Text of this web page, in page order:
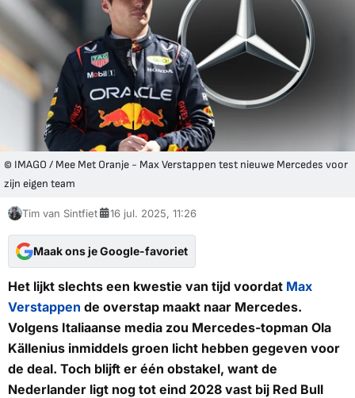
© IMAGO / Mee Met Oranje - Max Verstappen test nieuwe Mercedes voor
zijn eigen team
Tim van Sintfiet 16 jul. 2025, 11:26
Maak ons je Google-favoriet
Het lijkt slechts een kwestie van tijd voordat Max
Verstappen de overstap maakt naar Mercedes.
Volgens Italiaanse media zou Mercedes-topman Ola
Källenius inmiddels groen licht hebben gegeven voor
de deal. Toch blijft er één obstakel, want de
Nederlander ligt nog tot eind 2028 vast bij Red Bull